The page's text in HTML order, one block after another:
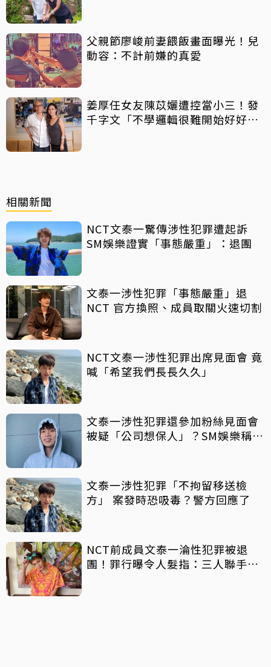
父親節廖峻前妻餵飯畫面曝光！兒
動容：不計前嫌的真愛
姜厚任女友陳苡孋遭控當小三！發
千字文「不學邏輯很難開始好好
相關新聞
NCT文泰一驚傳涉性犯罪遭起訴
SM娛樂證實「事態嚴重」：退團
文泰一涉性犯罪「事態嚴重」退
NCT 官方換照、成員取關火速切割
NCT文泰一涉性犯罪出席見面會 竟
喊「希望我們長長久久」
文泰一涉性犯罪還參加粉絲見面會
被疑「公司想保人」？SM娛樂稱8
文泰一涉性犯罪「不拘留移送檢
方」 案發時恐吸毒？警方回應了
NCT前成員文泰一淪性犯罪被退
團！罪行曝令人髮指：三人聯手撿